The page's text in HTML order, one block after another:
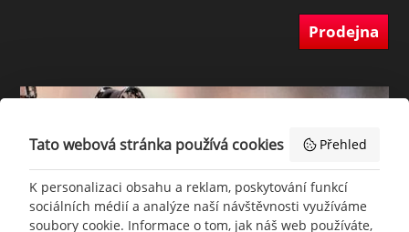
Prodejna
Tato webová stránka používá cookies Přehled
K personalizaci obsahu a reklam, poskytování funkcí
sociálních médií a analýze naší návštěvnosti využíváme
soubory cookie. Informace o tom, jak náš web používáte,